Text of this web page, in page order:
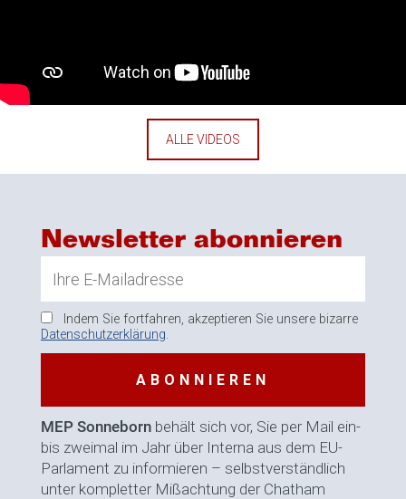
ALLE VIDEOS
Newsletter abonnieren
Indem Sie fortfahren, akzeptieren Sie unsere bizarre
Datenschutzerklärung.
MEP Sonneborn behält sich vor, Sie per Mail ein-
bis zweimal im Jahr über Interna aus dem EU-
Parlament zu informieren – selbstverständlich
unter kompletter Mißachtung der Chatham